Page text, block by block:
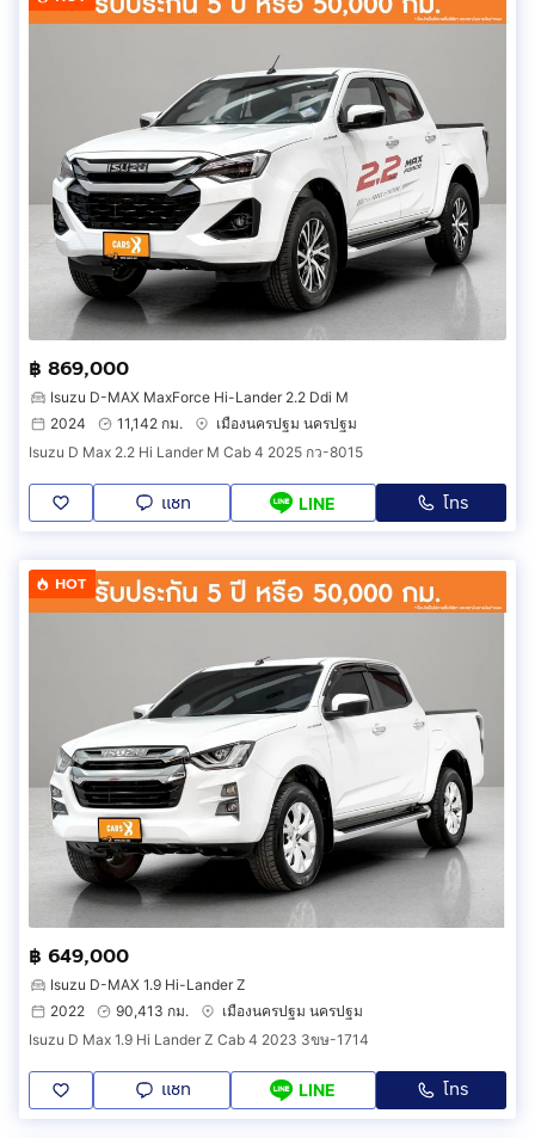
฿ 869,000
Isuzu D-MAX MaxForce Hi-Lander 2.2 Ddi M
2024
11,142 กม.
เมืองนครปฐม นครปฐม
Isuzu D Max 2.2 Hi Lander M Cab 4 2025 กว-8015
แชท LINE โทร
HOT
฿ 649,000
Isuzu D-MAX 1.9 Hi-Lander Z
2022
90,413 กม.
เมืองนครปฐม นครปฐม
Isuzu D Max 1.9 Hi Lander Z Cab 4 2023 3ขษ-1714
แชท LINE โทร